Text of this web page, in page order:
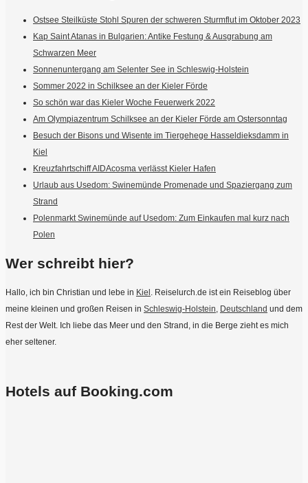
Ostsee Steilküste Stohl Spuren der schweren Sturmflut im Oktober 2023
Kap Saint Atanas in Bulgarien: Antike Festung & Ausgrabung am
Schwarzen Meer
Sonnenuntergang am Selenter See in Schleswig-Holstein
Sommer 2022 in Schilksee an der Kieler Förde
So schön war das Kieler Woche Feuerwerk 2022
Am Olympiazentrum Schilksee an der Kieler Förde am Ostersonntag
Besuch der Bisons und Wisente im Tiergehege Hasseldieksdamm in
Kiel
Kreuzfahrtschiff AIDAcosma verlässt Kieler Hafen
Urlaub aus Usedom: Swinemünde Promenade und Spaziergang zum
Strand
Polenmarkt Swinemünde auf Usedom: Zum Einkaufen mal kurz nach
Polen
Wer schreibt hier?
Hallo, ich bin Christian und lebe in Kiel. Reiselurch.de ist ein Reiseblog über
meine kleinen und großen Reisen in Schleswig-Holstein, Deutschland und dem
Rest der Welt. Ich liebe das Meer und den Strand, in die Berge zieht es mich
eher seltener.
Hotels auf Booking.com